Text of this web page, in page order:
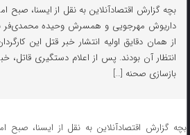
بچه ‌گزارش اقتصادآنلاین به نقل از ایسنا، صبح
داریوش مهرجویی و همسرش وحیده محمدی‌فر
از همان دقایق اولیه انتشار خبر قتل این
انتظار آن بودند. پس از اعلام دستگیری قاتل،
بازسازی صحنه […]
بچه ‌گزارش اقتصادآنلاین به نقل از ایسنا، صبح